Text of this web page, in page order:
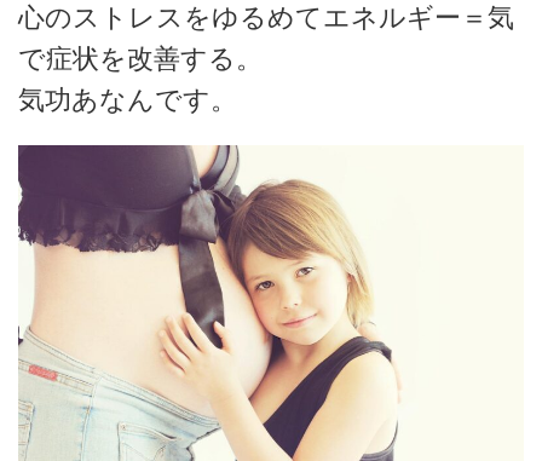
心のストレスをゆるめてエネルギー＝気
で症状を改善する。
気功あなんです。